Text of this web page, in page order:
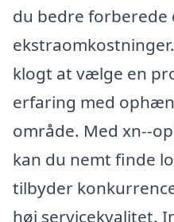
du bedre forberede
klogt at vælge en
erfaring med
område. Med xn--
kan du nemt finde
tilbyder
høj servicekvalitet.